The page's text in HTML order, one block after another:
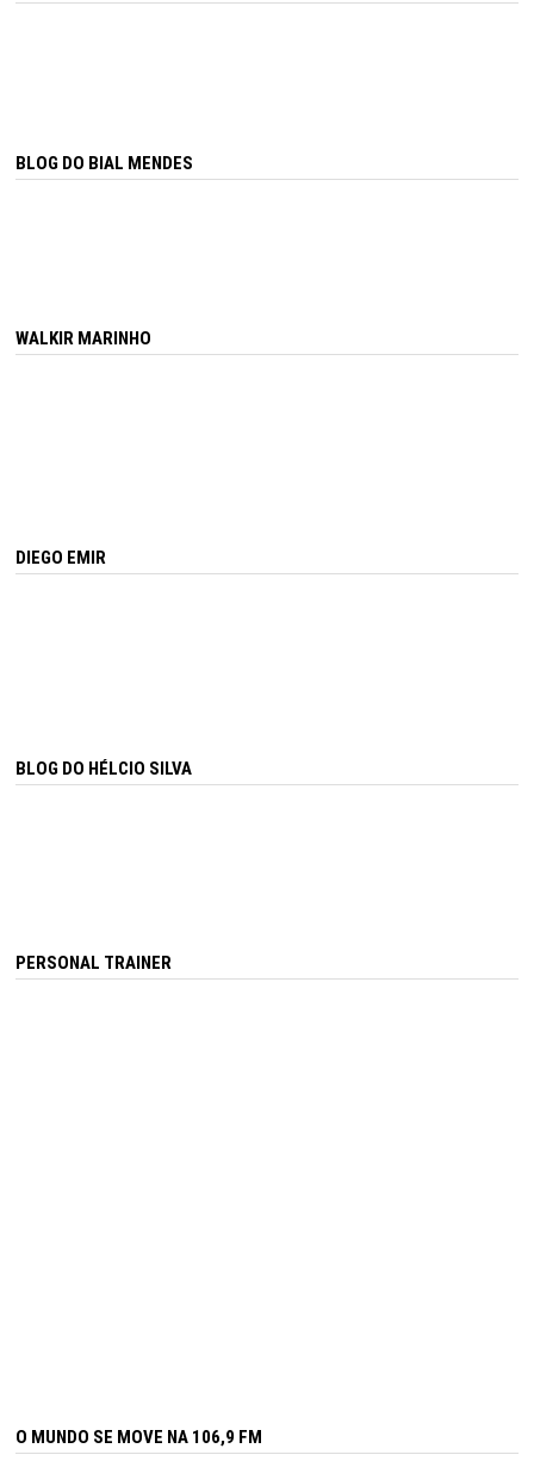
BLOG DO BIAL MENDES
WALKIR MARINHO
DIEGO EMIR
BLOG DO HÉLCIO SILVA
PERSONAL TRAINER
O MUNDO SE MOVE NA 106,9 FM